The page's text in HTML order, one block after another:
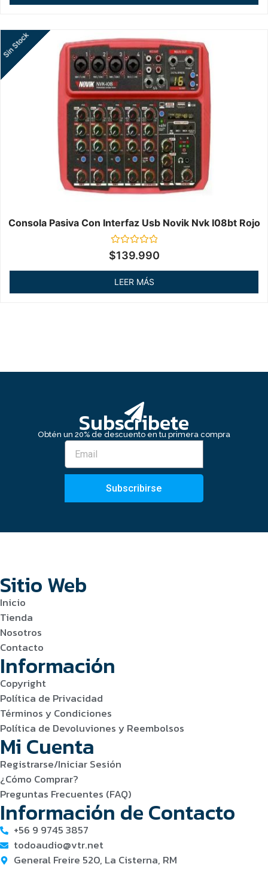
Consola Pasiva Con Interfaz Usb Novik Nvk I08bt Rojo
Valorado
en
Sin Stock
$139.990
LEER MÁS
Subscribete
Obtén un 20% de descuento en tu primera compra
Subscribirse
Sitio Web
Inicio
Tienda
Nosotros
Contacto
Información
Copyright
Política de Privacidad
Términos y Condiciones
Política de Devoluviones y Reembolsos
Mi Cuenta
Registrarse/Iniciar Sesión
¿Cómo Comprar?
Preguntas Frecuentes (FAQ)
Información de Contacto
+56 9 9745 3857
todoaudio@vtr.net
General Freire 520, La Cisterna, RM